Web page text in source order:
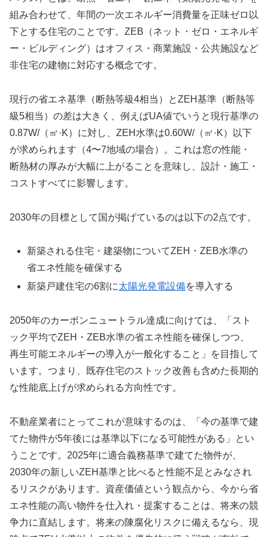
組み合わせて、年間の一次エネルギー消費量を正味ゼロ以
下とする住宅のことです。ZEB（ネット・ゼロ・エネルギ
ー・ビルディング）はオフィス・商業施設・公共施設など
非住宅の建物に対応する概念です。
現行の省エネ基準（断熱等級4相当）とZEH基準（断熱等
級5相当）の差は大きく、例えばUA値でいうと現行基準の
0.87W/（㎡·K）に対し、ZEH水準は0.60W/（㎡·K）以下
が求められます（4〜7地域の場合）。これは窓の性能・
断熱材の厚みが大幅に上がることを意味し、設計・施工・
コストすべてに影響します。
2030年の目標として国が掲げているのは以下の2点です。
新築される住宅・建築物についてZEH・ZEB水準の
省エネ性能を確保する
新築戸建住宅の6割に太陽光発電設備を導入する
2050年のカーボンニュートラル達成に向けては、「スト
ック平均でZEH・ZEB水準の省エネ性能を確保しつつ、
再生可能エネルギーの導入が一般化すること」を目指して
います。つまり、既存住宅のストック改善も含めた長期的
な性能底上げが求められる方向性です。
不動産業者にとってこれが意味するのは、「今の基準で建
てた物件が5年後には基準以下になる可能性がある」とい
うことです。2025年に適合義務基準で建てた物件が、
2030年の新しいZEH基準と比べると性能不足とみなされ
るリスクがあります。資産価値という観点から、今から省
エネ性能の高い物件を仕入れ・提案することは、将来の競
争力に直結します。将来の陳腐化リスクに備えるなら、現